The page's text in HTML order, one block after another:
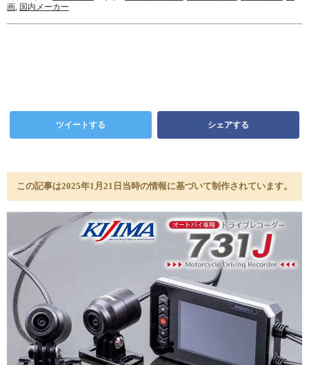
画, 国内メーカー
ツイートする シェアする
この記事は2025年1月21日当時の情報に基づいて制作されています。